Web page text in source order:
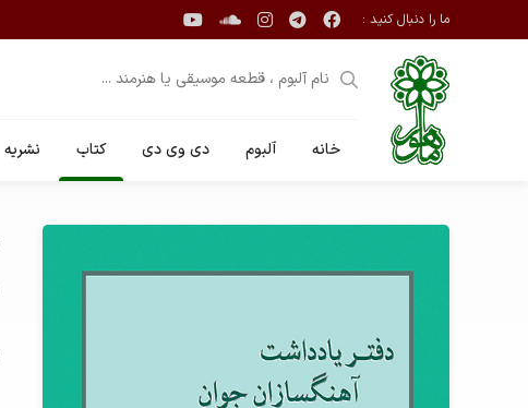
ما را دنبال کنید :
خانه آلبوم دی وی دی کتاب نشریه